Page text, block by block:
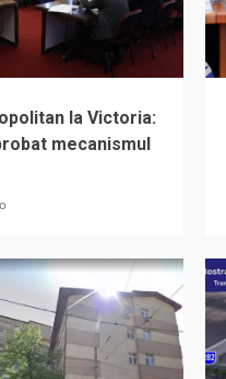
la Victoria:
mecanismul